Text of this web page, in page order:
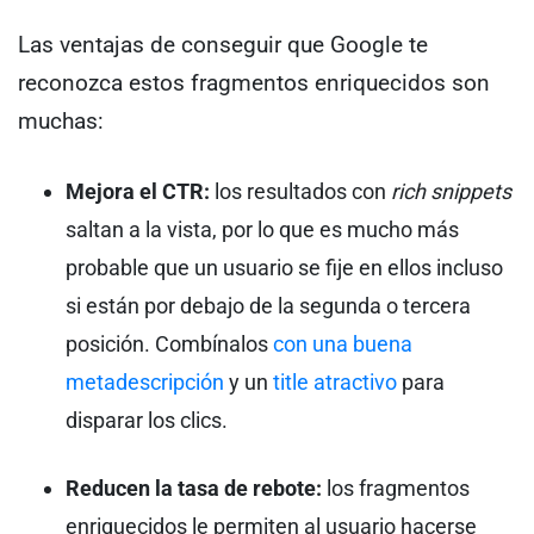
Las ventajas de conseguir que Google te
reconozca estos fragmentos enriquecidos son
muchas:
Mejora el CTR: los resultados con rich snippets
saltan a la vista, por lo que es mucho más
probable que un usuario se fije en ellos incluso
si están por debajo de la segunda o tercera
posición. Combínaloscon una buena
metadescripción y un title atractivo para
disparar los clics.
Reducen la tasa de rebote: los fragmentos
enriquecidos le permiten al usuario hacerse